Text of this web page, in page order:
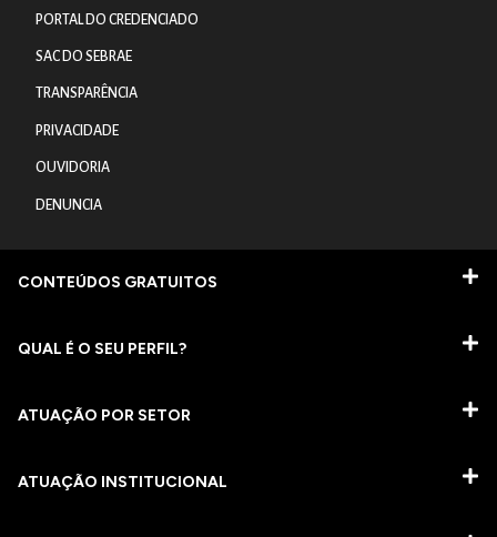
PORTAL DO CREDENCIADO
SAC DO SEBRAE
TRANSPARÊNCIA
PRIVACIDADE
OUVIDORIA
DENUNCIA
CONTEÚDOS GRATUITOS
QUAL É O SEU PERFIL?
ATUAÇÃO POR SETOR
ATUAÇÃO INSTITUCIONAL